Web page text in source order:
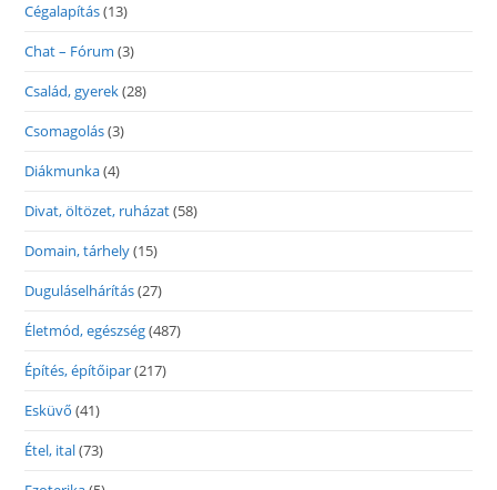
Cégalapítás(13)
Chat – Fórum (3)
Család, gyerek(28)
Csomagolás(3)
Diákmunka(4)
Divat, öltözet, ruházat(58)
Domain, tárhely(15)
Duguláselhárítás(27)
Életmód, egészség(487)
Építés, építőipar(217)
Esküvő (41)
Étel, ital(73)